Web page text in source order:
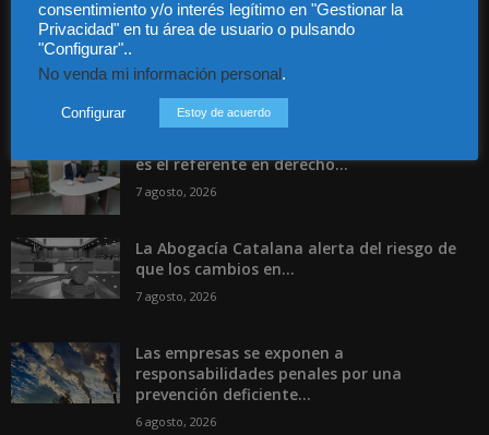
Incluso más noticias
es el referente en derecho...
7 agosto, 2026
La Abogacía Catalana alerta del riesgo de
que los cambios en...
7 agosto, 2026
Las empresas se exponen a
responsabilidades penales por una
prevención deficiente...
6 agosto, 2026
consentimiento y/o interés legítimo en "Gestionar la
Privacidad" en tu área de usuario o pulsando
"Configurar"..
No venda mi información personal .
Configurar Estoy de acuerdo